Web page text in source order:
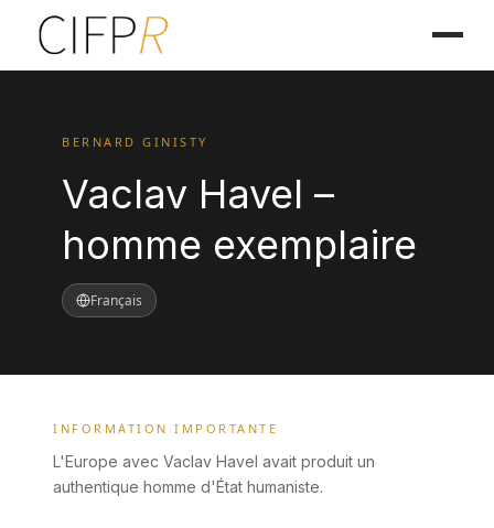
BERNARD GINISTY
Vaclav Havel –
homme exemplaire
Français
INFORMATION IMPORTANTE
L'Europe avec Vaclav Havel avait produit un
authentique homme d'État humaniste.